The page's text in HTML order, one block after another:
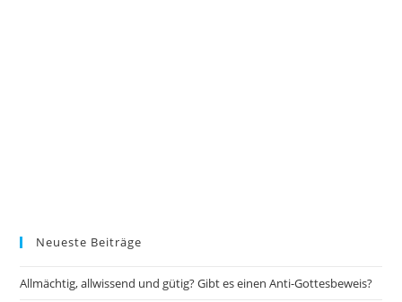
Neueste Beiträge
Allmächtig, allwissend und gütig? Gibt es einen Anti-Gottesbeweis?